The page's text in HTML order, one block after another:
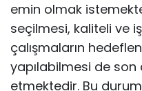
emin olmak
seçilmesi, kaliteli ve
çalışmaların
yapılabilmesi de
etmektedir. Bu